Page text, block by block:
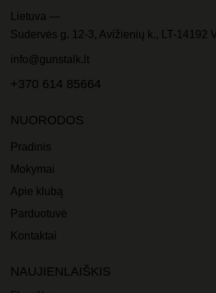
Lietuva —
Sudervės g. 12-3, Avižienių k., LT-14192
info@gunstalk.lt
+370 614 85664
NUORODOS
Pradinis
Mokymai
Apie klubą
Parduotuvė
Kontaktai
NAUJIENLAIŠKIS